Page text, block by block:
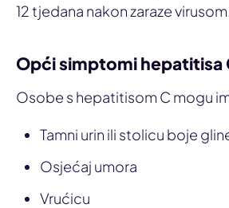
12 tjedana nakon zaraze virusom.
Opći simptomi hepatitisa
Osobe s hepatitisom C mogu
Tamni urin ili stolicu boje
Osjećaj umora
Vrućicu